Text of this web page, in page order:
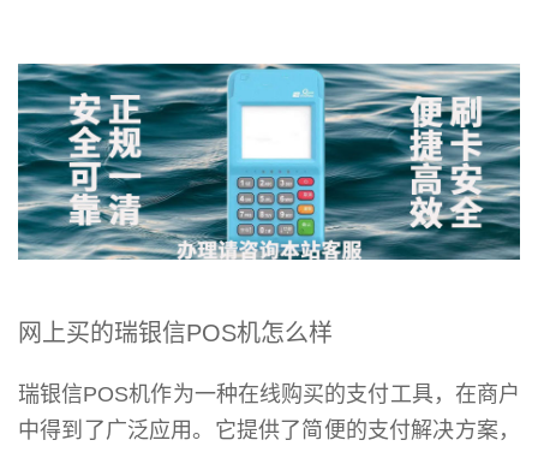
网上买的瑞银信POS机怎么样
瑞银信POS机作为一种在线购买的支付工具，在商户
中得到了广泛应用。它提供了简便的支付解决方案，